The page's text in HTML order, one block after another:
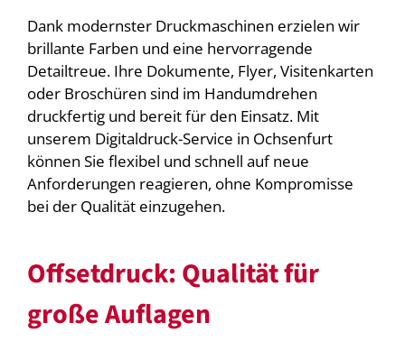
Dank modernster Druckmaschinen erzielen wir
brillante Farben und eine hervorragende
Detailtreue. Ihre Dokumente, Flyer, Visitenkarten
oder Broschüren sind im Handumdrehen
druckfertig und bereit für den Einsatz. Mit
unserem Digitaldruck-Service in Ochsenfurt
können Sie flexibel und schnell auf neue
Anforderungen reagieren, ohne Kompromisse
bei der Qualität einzugehen.
Offsetdruck: Qualität für
große Auflagen